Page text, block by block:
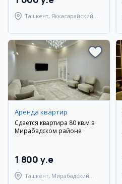
Ташкент, Яккасарайский
Аренда квартир
Сдается квартира 80 кв.м в
Мирабадском районе
1 800 y.e
Ташкент, Мирабадский